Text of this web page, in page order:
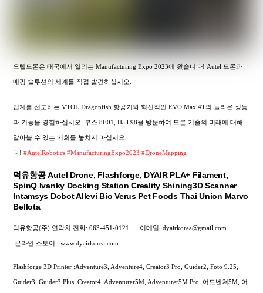
오텔드론은 태국에서 열리는 Manufacturing Expo 2023에 왔습니다! Autel 드론과
매핑 솔루션의 세계를 직접 발견하십시오.
업계를 선도하는 VTOL Dragonfish 항공기와 혁신적인 EVO Max 4T의 놀라운 성능
과 기능을 경험하십시오. 부스 8E01, Hall 98을 방문하여 드론 기술의 미래에 대해
알아볼 수 있는 기회를 놓치지 마십시오.
다!#AutelRobotics #ManufacturingExpo2023 #DroneMapping
덕유항공 Autel Drone, Flashforge, DYAIR PLA+ Filament,
SpinQ Ivanky Docking Station Creality Shining3D Scanner
Intamsys Dobot Allevi Bio Verus Pet Foods Thai Union Marvo
Bellota
덕유항공(주) 연락처 전화: 063-451-0121 이메일: dyairkorea@gmail.com
온라인 스토어: www.dyairkorea.com
Flashforge 3D Printer :Adventure3, Adventure4, Creator3 Pro, Guider2, Foto 9.25,
Guider3, Guider3 Plus, Creator4, Adventurer5M, Adventurer5M Pro, 어드벤쳐5M, 어